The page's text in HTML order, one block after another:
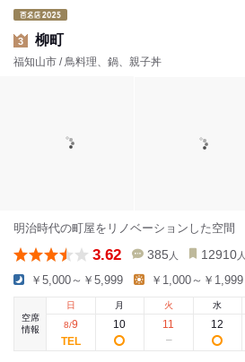
3 柳町
福知山市 / 鳥料理、鍋、親子丼
明治時代の町屋をリノベーションした空間
3.62 385 人 12910 人
￥5,000～￥5,999 ￥1,000～￥1,999
空席
情報
日
8/9
月
10
火
11
水
12